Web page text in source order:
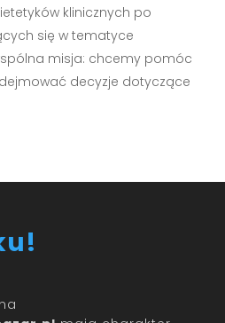
klinicznych po
się w tematyce
misja: chcemy pomóc
decyzje dotyczące